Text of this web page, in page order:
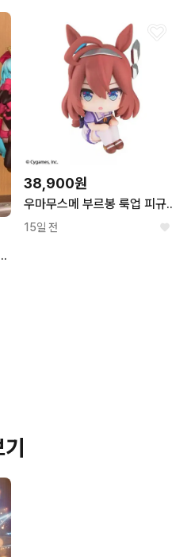
다이아몬드 피규어
38,900원
우마무스
15일 전